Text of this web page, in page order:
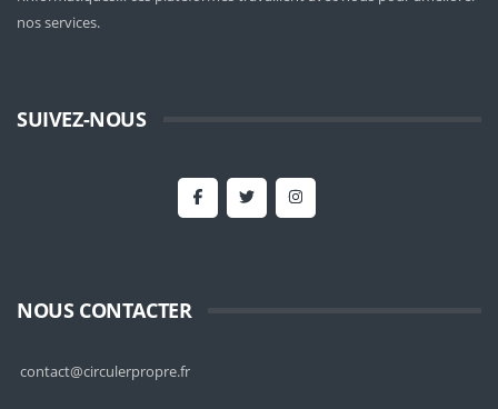
nos services.
SUIVEZ-NOUS
NOUS CONTACTER
contact@circulerpropre.fr